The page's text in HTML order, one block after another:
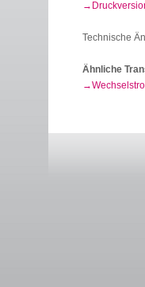
Technische
Ähnliche